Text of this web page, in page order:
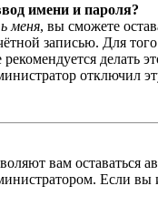
имени и пароля?
меня, вы сможете
записью. Для
делать
отключил
вам
Если